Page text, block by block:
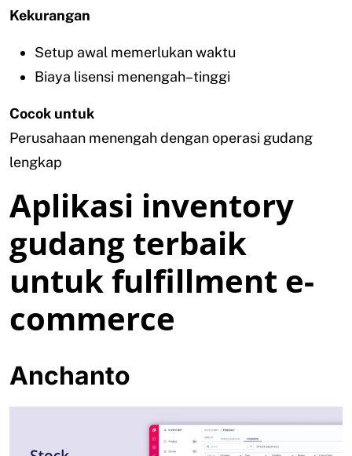
Kekurangan
Setup awal memerlukan waktu
Biaya lisensi menengah–tinggi
Cocok untuk
Perusahaan menengah dengan operasi gudang
lengkap
Aplikasi inventory
gudang terbaik
untuk fulfillment e-
commerce
Anchanto